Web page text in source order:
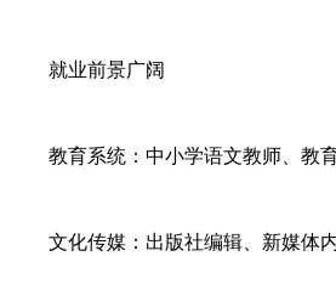
就业前景广阔
教育系统：中小学语文教师、教
文化传媒：出版社编辑、新媒体